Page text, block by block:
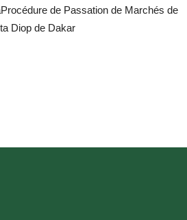
de Passation de Marchés de
Diop de Dakar